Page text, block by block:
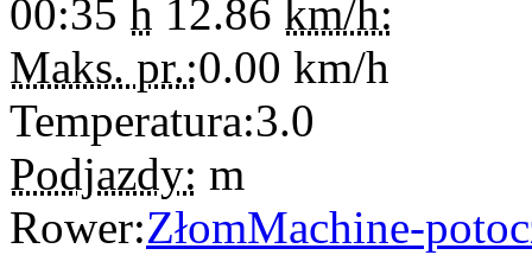
00:35 h 12.86 km/h:
Maks. pr.:0.00 km/h
Temperatura:3.0
Podjazdy: m
Rower:ZłomMachine-